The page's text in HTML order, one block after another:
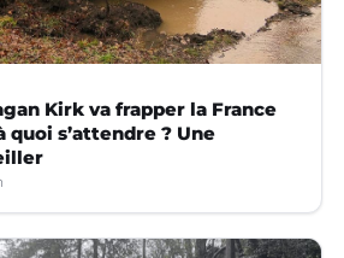
Kirk va frapper la France
quoi s’attendre ? Une